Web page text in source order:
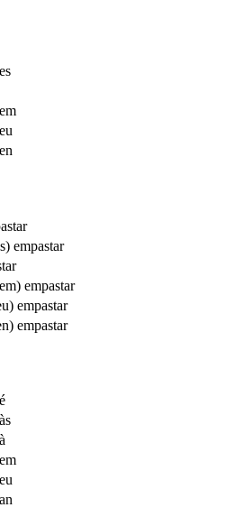
empastar
empastar
empastar
empastar